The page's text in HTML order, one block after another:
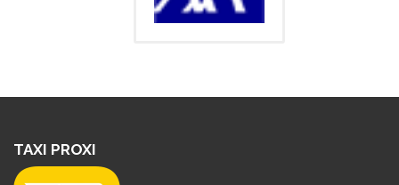
TAXI PROXI